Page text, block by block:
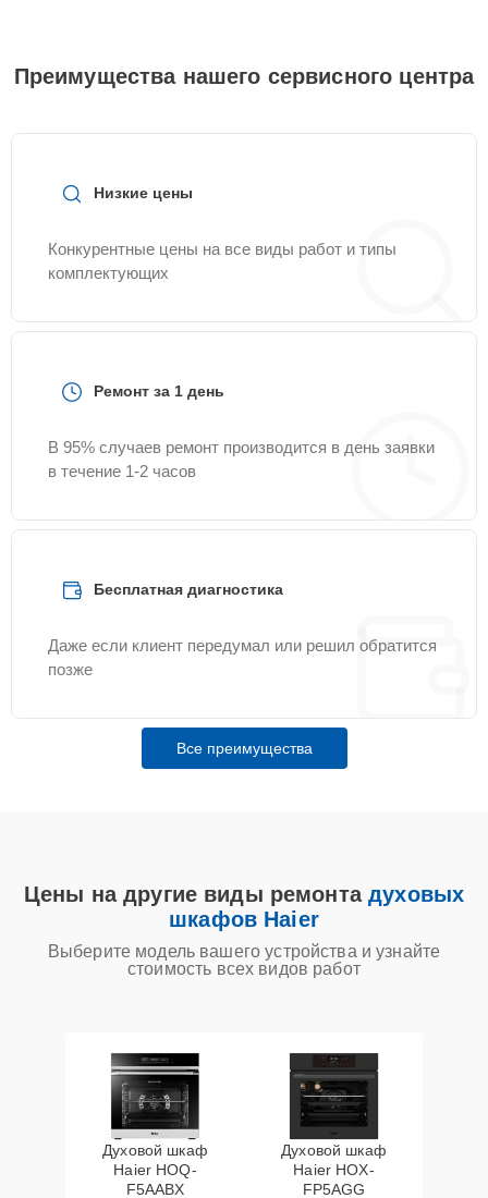
Преимущества нашего сервисного центра
Низкие цены
Конкурентные цены на все виды работ и типы
комплектующих
Ремонт за 1 день
В 95% случаев ремонт производится в день заявки
в течение 1-2 часов
Бесплатная диагностика
Даже если клиент передумал или решил обратится
позже
Все преимущества
Цены на другие виды ремонтадуховых
шкафов Haier
Выберите модель вашего устройства и узнайте
стоимость всех видов работ
Духовой шкаф
Haier HOQ-
F5AABX
Духовой шкаф
Haier HOX-
FP5AGG